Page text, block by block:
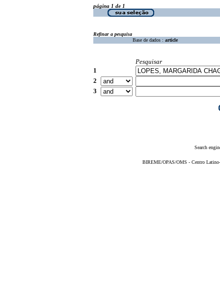
página 1 de 1
Refinar a pesquisa
Base de dados : article
Pesquisar
1
2
3
Search
BIREME/OPAS/OMS - Centro Latino-